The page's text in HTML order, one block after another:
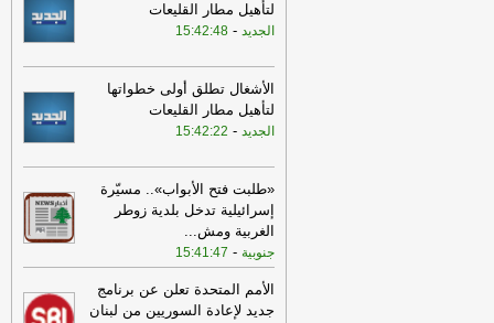
لتأهيل مطار القليعات
الجديد -
15:42:48
الأشغال تطلق أولى خطواتها
لتأهيل مطار القليعات
الجديد -
15:42:22
«طلبت فتح الأبواب».. مسيّرة
إسرائيلية تدخل بلدية زوطر
الغربية ومش...
جنوبية -
15:41:47
الأمم المتحدة تعلن عن برنامج
جديد لإعادة السوريين من لبنان